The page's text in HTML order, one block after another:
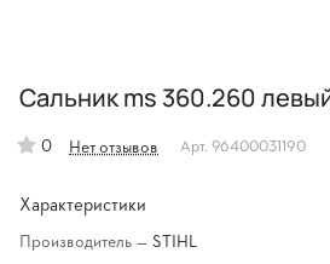
Сальник ms 360.260
0 Нет отзывов Арт. 96400031190
Характеристики
Производитель — STIHL